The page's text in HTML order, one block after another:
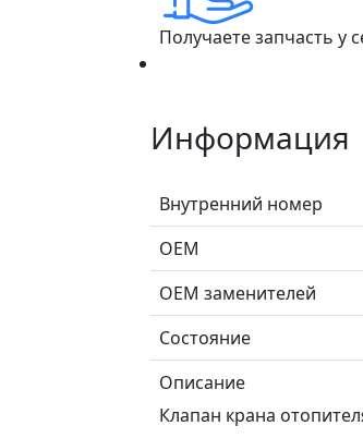
Получаете запчасть у
Информация
Внутренний номер
ОЕМ
ОЕМ заменителей
Состояние
Описание
Клапан крана